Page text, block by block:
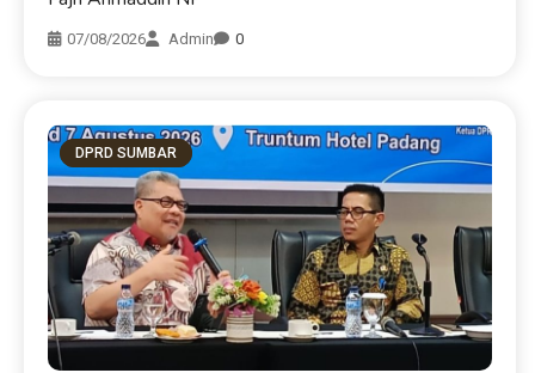
07/08/2026 Admin 0
DPRD SUMBAR